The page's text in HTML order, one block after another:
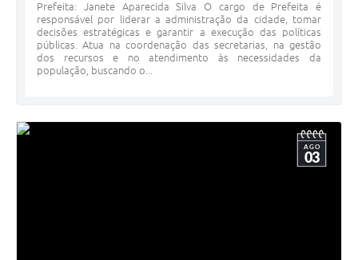
Prefeita: Janete Aparecida Silva O cargo de Prefeita é
responsável por liderar a administração da cidade, tomar
decisões estratégicas e garantir a execução das políticas
públicas. Atua na coordenação das secretarias, na gestão
dos recursos e no atendimento às necessidades da
população, buscando o...
AGO
03